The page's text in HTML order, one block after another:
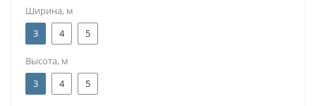
Ширина, м
3
4 5
Высота, м
3
4 5